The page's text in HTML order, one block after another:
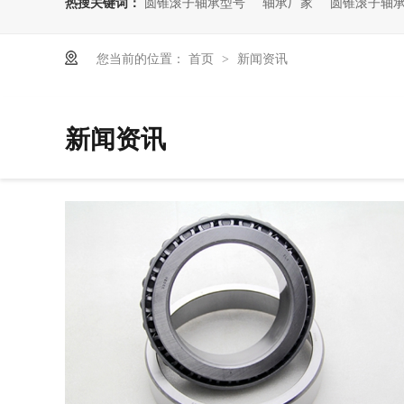
您当前的位置： 首页 > 新闻资讯
新闻资讯